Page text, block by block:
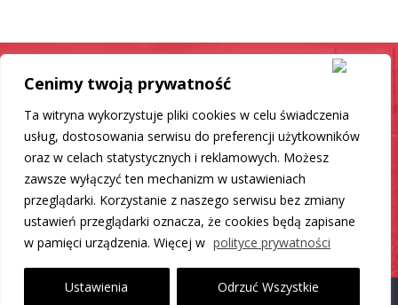
Cenimy twoją prywatność
Ta witryna wykorzystuje pliki cookies w celu świadczenia
usług, dostosowania serwisu do preferencji użytkowników
oraz w celach statystycznych i reklamowych. Możesz
zawsze wyłączyć ten mechanizm w ustawieniach
przeglądarki. Korzystanie z naszego serwisu bez zmiany
ustawień przeglądarki oznacza, że cookies będą zapisane
w pamięci urządzenia. Więcej w polityce prywatności
Ustawienia Odrzuć Wszystkie
Samochód jak nowy
Mamy dla Ciebie rozwiązanie
DO LISTY PRODUKTÓW